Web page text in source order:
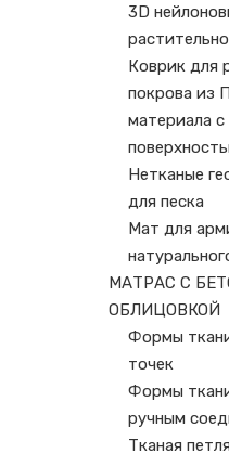
3D
Коврик для
покрова из
материала
Нетканые
для песка
Мат для
МАТРАС С
ОБЛИЦОВКОЙ
Формы
точек
Формы
ручным
Тканая